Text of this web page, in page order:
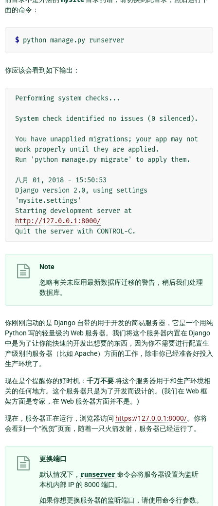
面的命令：
$
你应该会看到如下输出：
Performing system checks...
System check identified no issues (0 silenced).
You have unapplied migrations; your app may not
work properly until they are applied.
Run 'python manage.py migrate' to apply them.
八月 01, 2018 - 15:50:53
Django version 2.0, using settings
'mysite.settings'
http://127.0.0.1:8000/
Note
忽略有关未应用最新数据库迁移的警告，稍后我们处理
数据库。
你刚刚启动的是 Django 自带的用于开发的简易服务器，它是一个用纯
Python 写的轻量级的 Web 服务器。我们将这个服务器内置在 Django
中是为了让你能快速的开发出想要的东西，因为你不需要进行配置生
产级别的服务器（比如 Apache）方面的工作，除非你已经准备好投入
生产环境了。
现在是个提醒你的好时机： 千万不要将这个服务器用于和生产环境相
关的任何地方。这个服务器只是为了开发而设计的。(我们在 Web 框
架方面是专家，在 Web 服务器方面并不是。)
现在，服务器正在运行，浏览器访问 https://127.0.0.1:8000/。你将
会看到一个“祝贺”页面，随着一只火箭发射，服务器已经运行了。
更换端口
默认情况下， runserver命令会将服务器设置为监听
本机内部 IP 的 8000 端口。
如果你想更换服务器的监听端口，请使用命令行参数。